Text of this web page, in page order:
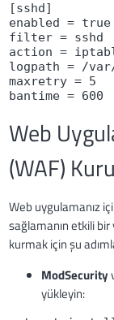
[sshd]
enabled = true
filter = sshd
action =
logpath = /
maxretry = 5
bantime = 600
Web
(WAF)
Web uygulamanız
sağlamanın etkili bir
kurmak için şu
ModSecurity
yükleyin: